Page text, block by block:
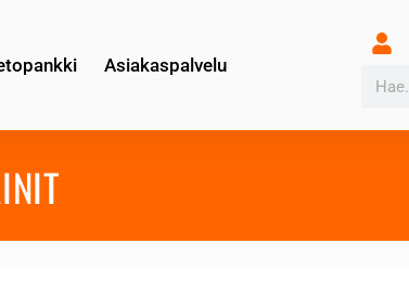
Asiakaspalvelu